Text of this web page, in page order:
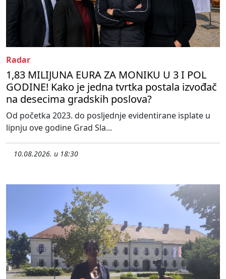
Radar
1,83 MILIJUNA EURA ZA MONIKU U 3 I POL
GODINE! Kako je jedna tvrtka postala izvođač
na desecima gradskih poslova?
Od početka 2023. do posljednje evidentirane isplate u
lipnju ove godine Grad Sla...
10.08.2026. u 18:30